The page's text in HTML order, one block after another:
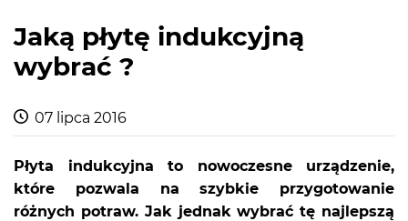
Jaką płytę indukcyjną
wybrać ?
07 lipca 2016
Płyta indukcyjna to nowoczesne urządzenie,
które pozwala na szybkie przygotowanie
różnych potraw. Jak jednak wybrać tę najlepszą